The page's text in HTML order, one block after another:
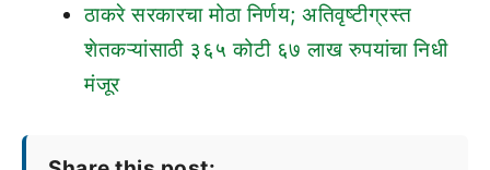
ठाकरे सरकारचा मोठा निर्णय; अतिवृष्टीग्रस्त
शेतकऱ्यांसाठी ३६५ कोटी ६७ लाख रुपयांचा निधी
मंजूर